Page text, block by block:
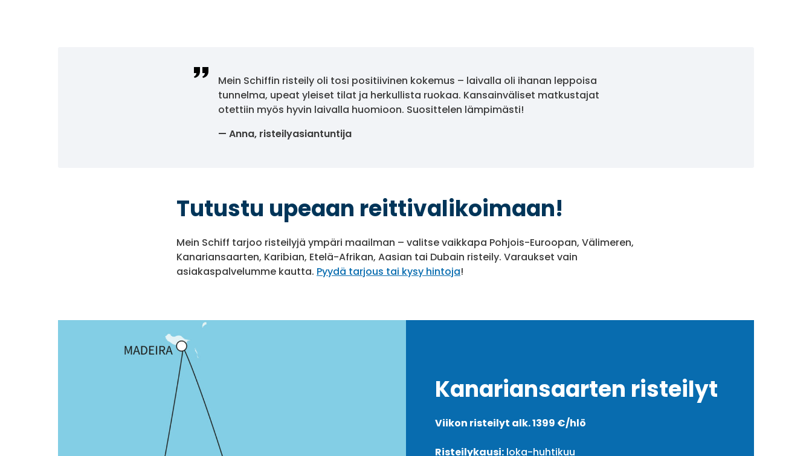
Mein Schiffin risteily oli tosi positiivinen kokemus – laivalla oli ihanan leppoisa
tunnelma, upeat yleiset tilat ja herkullista ruokaa. Kansainväliset matkustajat
otettiin myös hyvin laivalla huomioon. Suosittelen lämpimästi!
Anna, risteilyasiantuntija
Tutustu upeaan reittivalikoimaan!
Mein Schiff tarjoo risteilyjä ympäri maailman – valitse vaikkapa Pohjois-Euroopan, Välimeren,
Kanariansaarten, Karibian, Etelä-Afrikan, Aasian tai Dubain risteily. Varaukset vain
asiakaspalvelumme kautta. Pyydä tarjous tai kysy hintoja!
Kanariansaarten risteilyt
Viikon risteilyt alk. 1399 €/hlö
Risteilykausi: loka-huhtikuu